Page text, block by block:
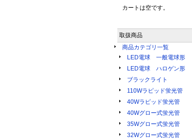
カートは空です。
取扱商品
商品カテゴリ一覧
LED電球 一般電球形
LED電球 ハロゲン形
ブラックライト
110Wラピッド蛍光管
40Wラピッド蛍光管
40Wグロー式蛍光管
35Wグロー式蛍光管
32Wグロー式蛍光管